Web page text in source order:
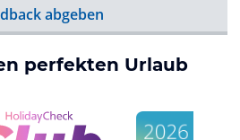
abgeben
perfekten Urlaub